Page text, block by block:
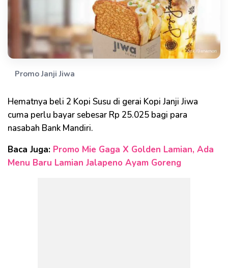
Promo Janji Jiwa
Hematnya beli 2 Kopi Susu di gerai Kopi Janji Jiwa
cuma perlu bayar sebesar Rp 25.025 bagi para
nasabah Bank Mandiri.
Baca Juga: Promo Mie Gaga X Golden Lamian, Ada
Menu Baru Lamian Jalapeno Ayam Goreng